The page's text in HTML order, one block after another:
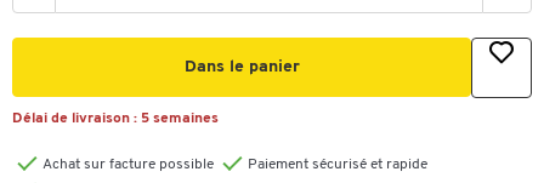
Dans le panier
Délai de livraison : 5 semaines
Achat sur facture possible
Paiement sécurisé et rapide